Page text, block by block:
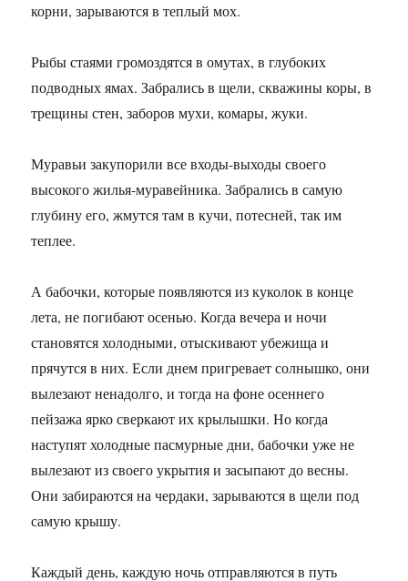
корни, зарываются в теплый мох.
Рыбы стаями громоздятся в омутах, в глубоких
подводных ямах. Забрались в щели, скважины коры, в
трещины стен, заборов мухи, комары, жуки.
Муравьи закупорили все входы-выходы своего
высокого жилья-муравейника. Забрались в самую
глубину его, жмутся там в кучи, потесней, так им
теплее.
А бабочки, которые появляются из куколок в конце
лета, не погибают осенью. Когда вечера и ночи
становятся холодными, отыскивают убежища и
прячутся в них. Если днем пригревает солнышко, они
вылезают ненадолго, и тогда на фоне осеннего
пейзажа ярко сверкают их крылышки. Но когда
наступят холодные пасмурные дни, бабочки уже не
вылезают из своего укрытия и засыпают до весны.
Они забираются на чердаки, зарываются в щели под
самую крышу.
Каждый день, каждую ночь отправляются в путь